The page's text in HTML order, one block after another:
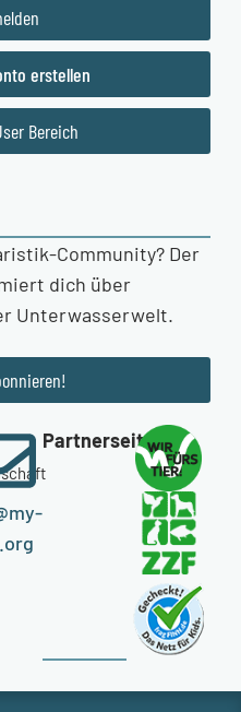
erstellen
Bereich
Community? Der
dich über
Unterwasserwelt.
Partnerseiten